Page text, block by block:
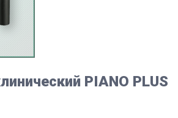
PIANO PLUS